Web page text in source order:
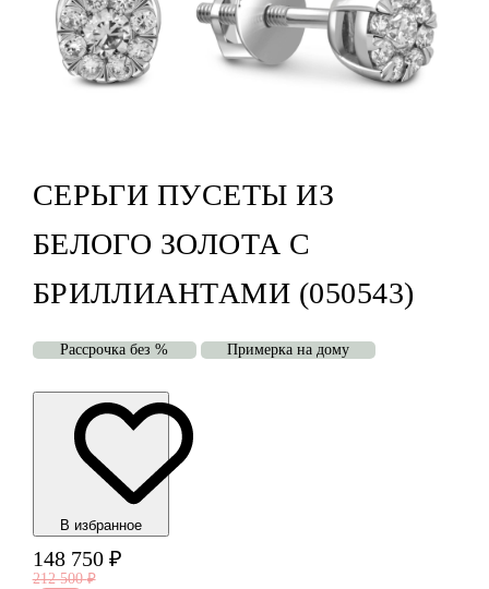
СЕРЬГИ ПУСЕТЫ ИЗ
БЕЛОГО ЗОЛОТА С
БРИЛЛИАНТАМИ (050543)
Рассрочка без % Примерка на дому
В избранноe
148 750 ₽
212 500 ₽